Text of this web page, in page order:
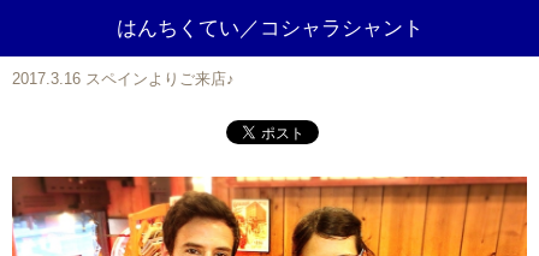
はんちくてい／コシャラシャント
2017.3.16 スペインよりご来店♪